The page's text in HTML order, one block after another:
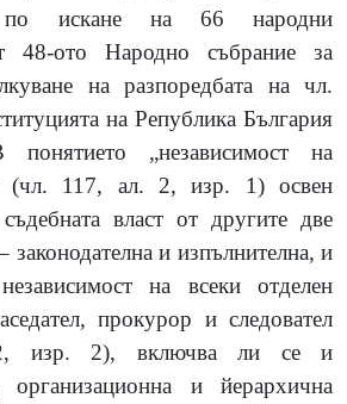
по искане на 66 народни
48-oто Народно събрание за
на разпоредбата на чл.
на Република България
понятието „независимост на
(чл. 117, ал. 2, изр. 1) освен
власт от другите две
законодателна и изпълнителна, и
на всеки отделен
прокурор и следовател
изр. 2), включва ли се и
организационна и йерархична